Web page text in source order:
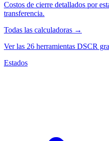
Costos de cierre detallados por
transferencia.
Todas las calculadoras →
Ver las 26 herramientas DSCR
Estados